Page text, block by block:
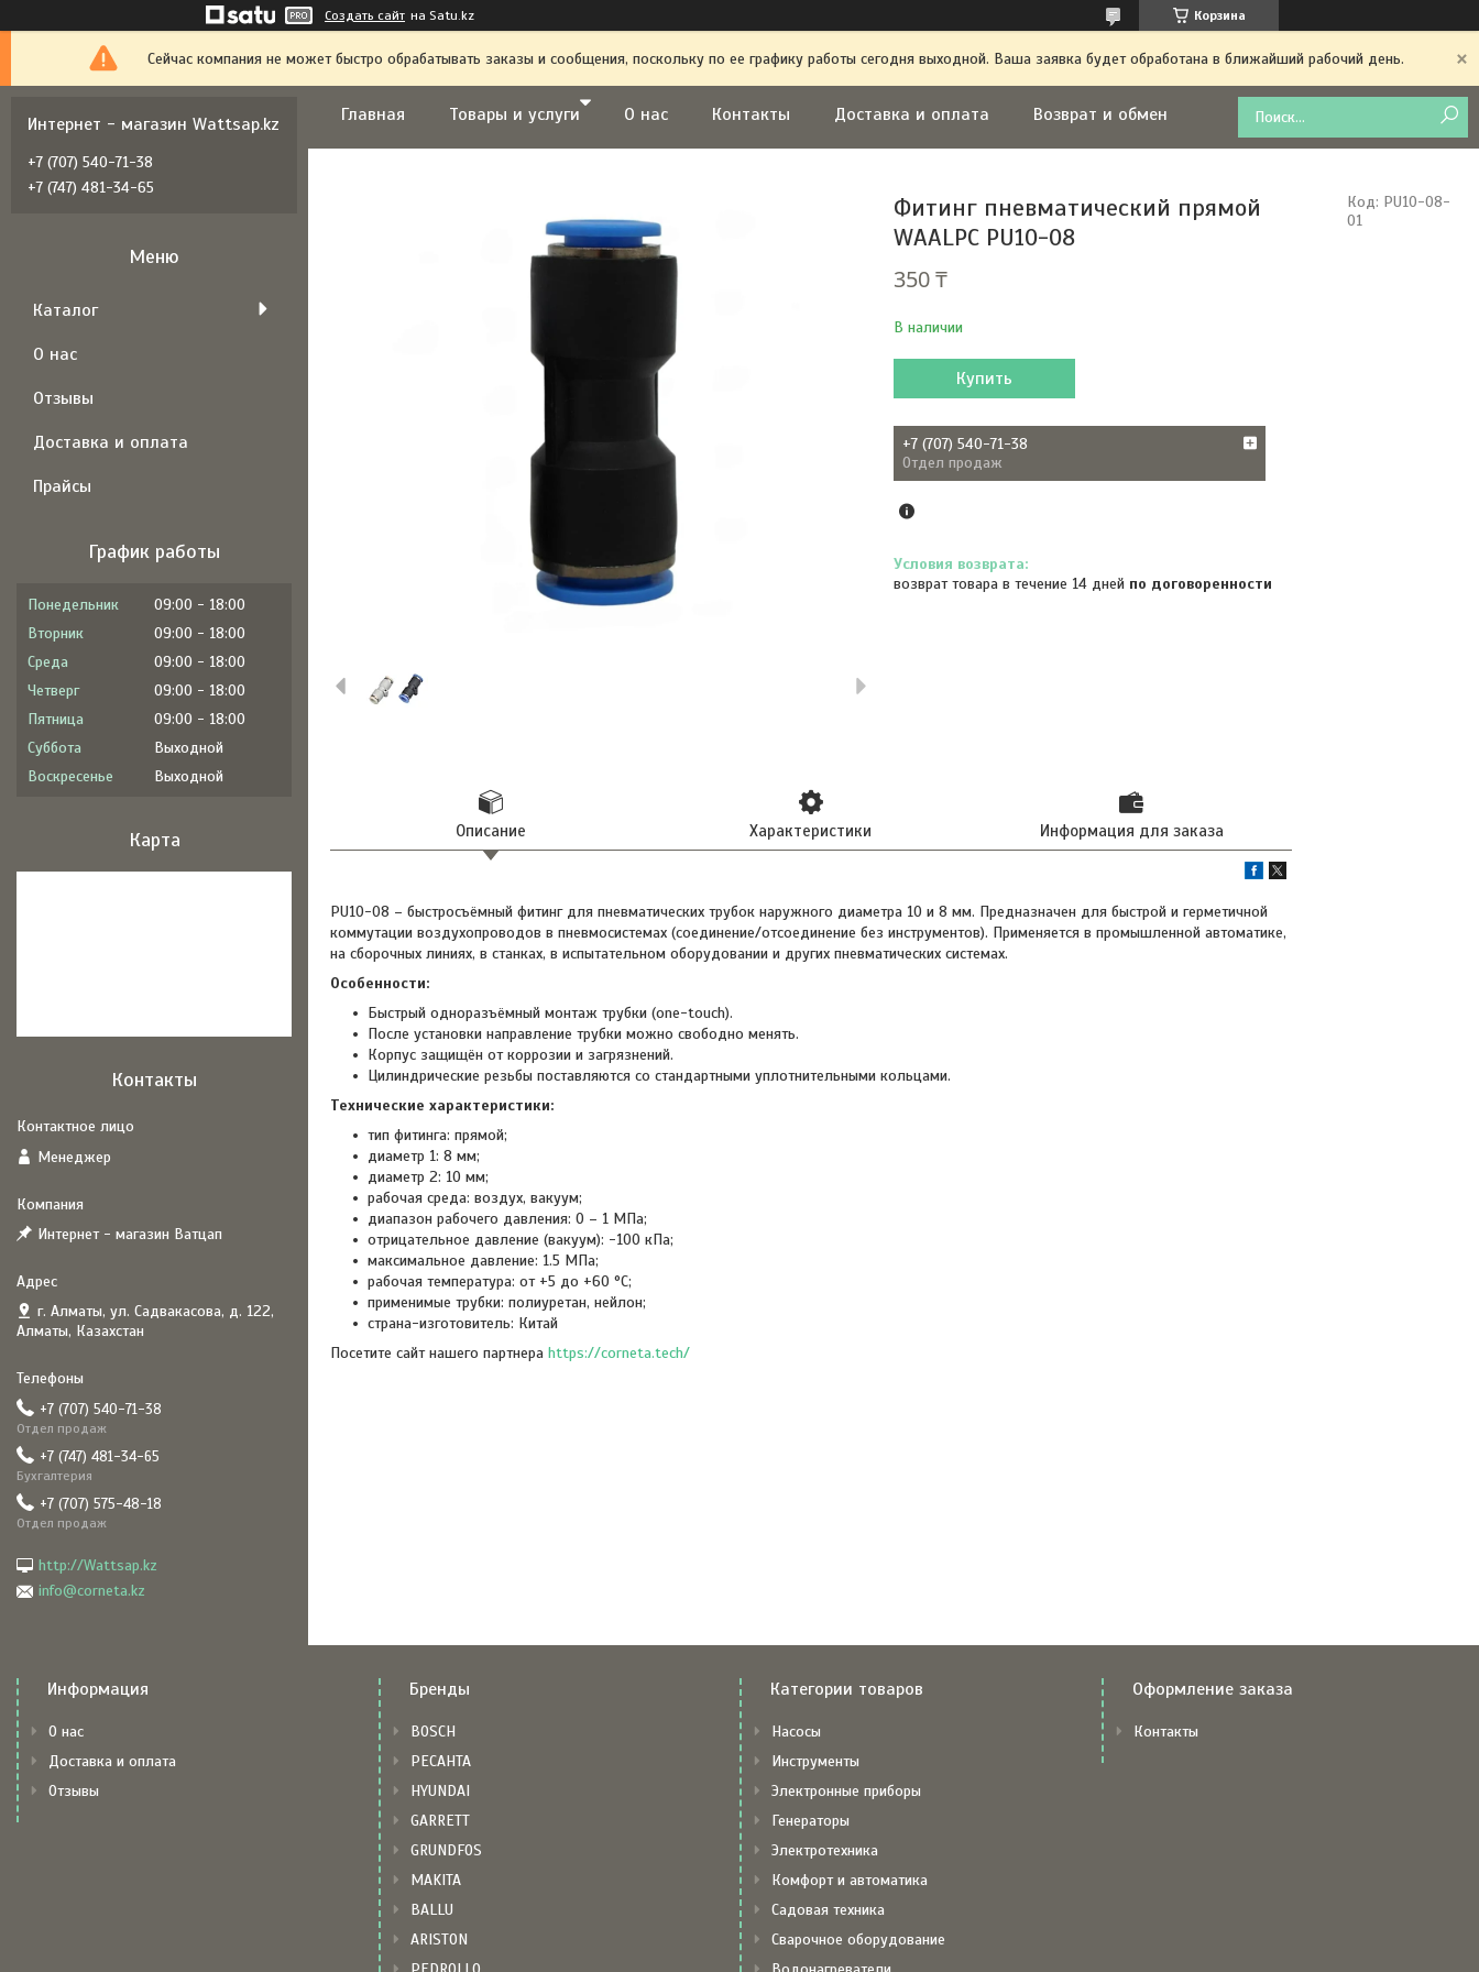
Создать сайт на Satu.kz Корзина
Сейчас компания не может быстро обрабатывать заказы и сообщения, поскольку по ее графику работы сегодня выходной. Ваша заявка будет обработана в ближайший рабочий день.
Главная Товары и услуги О нас Контакты Доставка и оплата Возврат и обмен
Фитинг пневматический прямой
WAALPC PU10-08
350 ₸
В наличии
Код: PU10-08-
01
Купить
+7 (707) 540-71-38
Отдел продаж
возврат товара в течение 14 дней по договоренности
Описание Характеристики Информация для заказа
PU10-08 – быстросъёмный фитинг для пневматических трубок наружного диаметра 10 и 8 мм. Предназначен для быстрой и герметичной
коммутации воздухопроводов в пневмосистемах (соединение/отсоединение без инструментов). Применяется в промышленной автоматике,
на сборочных линиях, в станках, в испытательном оборудовании и других пневматических системах.
Особенности:
Быстрый одноразъёмный монтаж трубки (one-touch).
После установки направление трубки можно свободно менять.
Корпус защищён от коррозии и загрязнений.
Цилиндрические резьбы поставляются со стандартными уплотнительными кольцами.
Технические характеристики:
тип фитинга: прямой;
диаметр 1: 8 мм;
диаметр 2: 10 мм;
рабочая среда: воздух, вакуум;
диапазон рабочего давления: 0 – 1 МПа;
отрицательное давление (вакуум): -100 кПа;
максимальное давление: 1.5 МПа;
рабочая температура: от +5 до +60 °C;
применимые трубки: полиуретан, нейлон;
страна-изготовитель: Китай
Посетите сайт нашего партнера https://corneta.tech/
Интернет - магазин Wattsap.kz
+7 (707) 540-71-38
+7 (747) 481-34-65
Каталог
О нас
Отзывы
Доставка и оплата
Прайсы
График работы
Понедельник 09:00
18:00
Вторник
09:00
18:00
Среда
09:00
18:00
Четверг
09:00
18:00
Пятница
09:00
18:00
Суббота
Выходной
Воскресенье
Выходной
Карта
Контакты
Менеджер
Интернет - магазин Ватцап
г. Алматы, ул. Садвакасова, д. 122,
Алматы, Казахстан
+7 (707) 540-71-38
Отдел продаж
+7 (747) 481-34-65
Бухгалтерия
+7 (707) 575-48-18
Отдел продаж
http://Wattsap.kz
info@corneta.kz
Информация
О нас
Доставка и оплата
Отзывы
Бренды
BOSCH
РЕСАНТА
HYUNDAI
GARRETT
GRUNDFOS
MAKITA
BALLU
ARISTON
Категории товаров
Насосы
Инструменты
Электронные приборы
Генераторы
Электротехника
Комфорт и автоматика
Садовая техника
Сварочное оборудование
Оформление заказа
Контакты